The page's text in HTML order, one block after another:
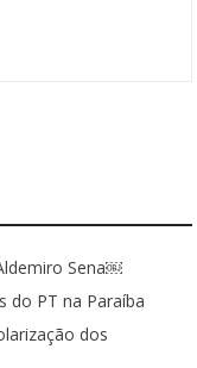
Sena￼
do PT na Paraíba
dos